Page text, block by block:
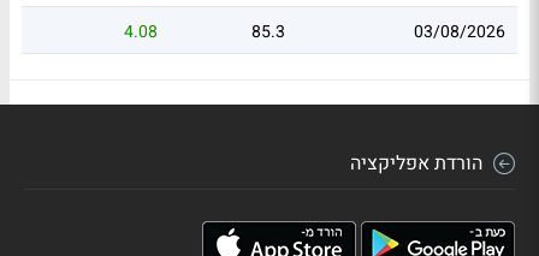
03/08/2026
85.3
4.08
הורדת אפליקציה